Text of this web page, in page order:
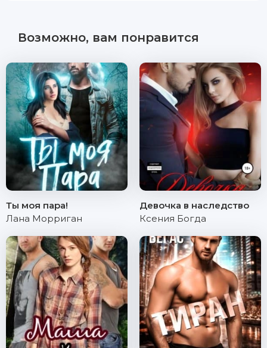
Возможно, вам понравится
Ты моя пара!
Лана Морриган
Девочка в наследство
Ксения Богда